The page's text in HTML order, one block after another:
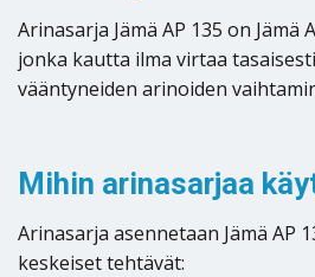
Arinasarja Jämä AP 135 on
jonka kautta ilma virtaa
vääntyneiden arinoiden
Mihin arinasarjaa
Arinasarja asennetaan Jämä
keskeiset tehtävät: